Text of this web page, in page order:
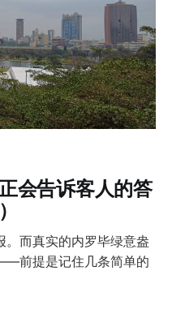
会告诉客人的答
。而真实的内罗毕绿意盎
前提是记住几条简单的